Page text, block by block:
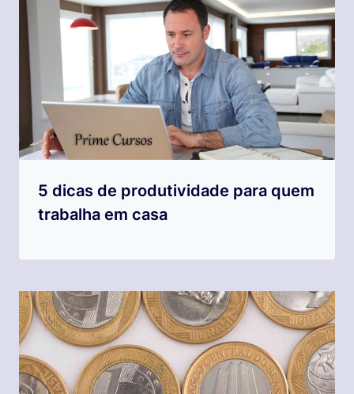
5 dicas de produtividade para quem
trabalha em casa